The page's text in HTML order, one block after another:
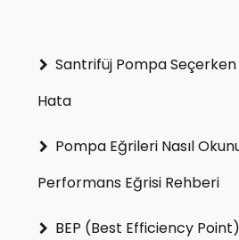
Santrifüj Pompa Seçerken
Hata
Pompa Eğrileri Nasıl
Performans Eğrisi Rehberi
BEP (Best Efficiency